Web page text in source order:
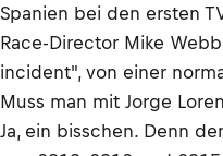
Spanien bei den ersten
Race-Director Mike
incident", von einer
Muss man mit Jorge
Ja, ein bisschen. Denn